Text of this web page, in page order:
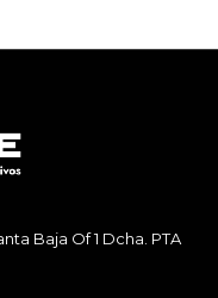
Baja Of 1 Dcha. PTA